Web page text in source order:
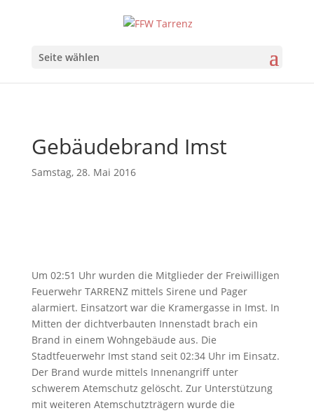
Seite wählen
Gebäudebrand Imst
Samstag, 28. Mai 2016
Um 02:51 Uhr wurden die Mitglieder der Freiwilligen
Feuerwehr TARRENZ mittels Sirene und Pager
alarmiert. Einsatzort war die Kramergasse in Imst. In
Mitten der dichtverbauten Innenstadt brach ein
Brand in einem Wohngebäude aus. Die
Stadtfeuerwehr Imst stand seit 02:34 Uhr im Einsatz.
Der Brand wurde mittels Innenangriff unter
schwerem Atemschutz gelöscht. Zur Unterstützung
mit weiteren Atemschutzträgern wurde die